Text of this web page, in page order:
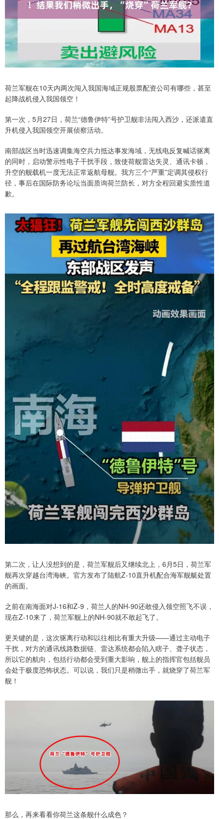
荷兰军舰在10天内两次闯入我国海域正规股票配资公司有哪些，甚至
起降战机侵入我国领空！
第一次，5月27日，荷兰“德鲁伊特”号护卫舰非法闯入西沙，还派遣直
升机侵入我国领空开展侦察活动。
​南部战区当时迅速调集海空兵力抵达事发海域，无线电反复喊话驱离
的同时，启动警示性电子干扰手段，致使荷舰雷达失灵、通讯卡顿，
升空的舰载机一度无法正常返航母舰。我方三个“严重”定调其侵权行
径，事后在国际防务论坛当面质询荷兰防长，对方全程回避实质性道
歉。
第二次，让人没想到的是，荷兰军舰后又继续北上，6月5日，荷兰军
舰再次穿越台湾海峡。官方发布了陆航Z-10直升机配合海军舰艇处置
的画面。
之前在南海面对J-16和Z-9，荷兰人的NH-90还敢侵入领空照飞不误，
现在Z-10来了，荷兰军舰上的NH-90就不敢起飞了。
更关键的是，这次驱离行动和以往相比有重大升级——通过主动电子
干扰，对方的通讯线路数据链、雷达系统都会陷入瞎子、聋子状态，
所以它的航向，包括行动都会受到重大影响，舰上的指挥官包括舰员
会处于极度恐怖状态。可以说，我们只是稍微出手，就烧穿了荷兰军
舰！
​​那么，再来看看你荷兰这条舰什么成色？